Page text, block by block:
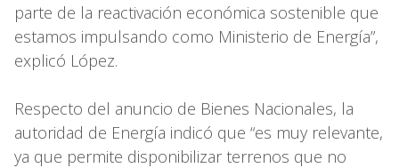
parte de la reactivación económica sostenible que
estamos impulsando como Ministerio de Energía”,
explicó López.
Respecto del anuncio de Bienes Nacionales, la
autoridad de Energía indicó que “es muy relevante,
ya que permite disponibilizar terrenos que no